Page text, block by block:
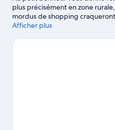
plus précisément en zone
mordus de shopping
Allées Gourmandes et Place
Fontirou et La Ferme du Lacay.
Afficher plus